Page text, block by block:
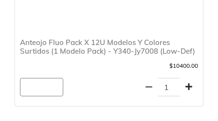
Anteojo Fluo Pack X 12U Modelos Y Colores
Surtidos (1 Modelo Pack) - Y340-Jy7008 (Low-Def)
$10400.00